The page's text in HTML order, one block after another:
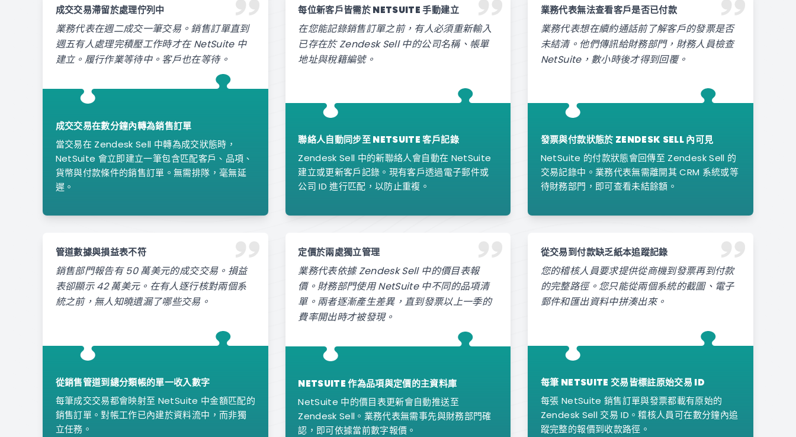
成交交易滯留於處理佇列中
業務代表在週二成交一筆交易。銷售訂單直到
週五有人處理完積壓工作時才在 NetSuite 中
建立。履行作業等待中。客戶也在等待。
成交交易在數分鐘內轉為銷售訂單
當交易在 Zendesk Sell 中轉為成交狀態時，
NetSuite 會立即建立一筆包含匹配客戶、品項、
貨幣與付款條件的銷售訂單。無需排隊，毫無延
遲。
每位新客戶皆需於 NETSUITE 手動建立
在您能記錄銷售訂單之前，有人必須重新輸入
已存在於 Zendesk Sell 中的公司名稱、帳單
地址與稅籍編號。
聯絡人自動同步至 NETSUITE 客戶記錄
Zendesk Sell 中的新聯絡人會自動在 NetSuite
建立或更新客戶記錄。現有客戶透過電子郵件或
公司 ID 進行匹配，以防止重複。
業務代表無法查看客戶是否已付款
業務代表想在續約通話前了解客戶的發票是否
未結清。他們傳訊給財務部門，財務人員檢查
NetSuite，數小時後才得到回覆。
發票與付款狀態於 ZENDESK SELL 內可見
NetSuite 的付款狀態會回傳至 Zendesk Sell 的
交易記錄中。業務代表無需離開其 CRM 系統或等
待財務部門，即可查看未結餘額。
管道數據與損益表不符
銷售部門報告有 50 萬美元的成交交易。損益
表卻顯示 42 萬美元。在有人逐行核對兩個系
統之前，無人知曉遺漏了哪些交易。
從銷售管道到總分類帳的單一收入數字
每筆成交交易都會映射至 NetSuite 中金額匹配的
銷售訂單。對帳工作已內建於資料流中，而非獨
立任務。
定價於兩處獨立管理
業務代表依據 Zendesk Sell 中的價目表報
價。財務部門使用 NetSuite 中不同的品項清
單。兩者逐漸產生差異，直到發票以上一季的
費率開出時才被發現。
NETSUITE 作為品項與定價的主資料庫
NetSuite 中的價目表更新會自動推送至
Zendesk Sell。業務代表無需事先與財務部門確
認，即可依據當前數字報價。
從交易到付款缺乏紙本追蹤記錄
您的稽核人員要求提供從商機到發票再到付款
的完整路徑。您只能從兩個系統的截圖、電子
郵件和匯出資料中拼湊出來。
每筆 NETSUITE 交易皆標註原始交易 ID
每張 NetSuite 銷售訂單與發票都載有原始的
Zendesk Sell 交易 ID。稽核人員可在數分鐘內追
蹤完整的報價到收款路徑。